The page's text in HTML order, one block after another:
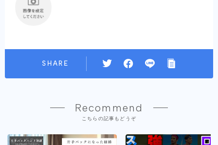
SHARE
Recommend
こちらの記事もどうぞ